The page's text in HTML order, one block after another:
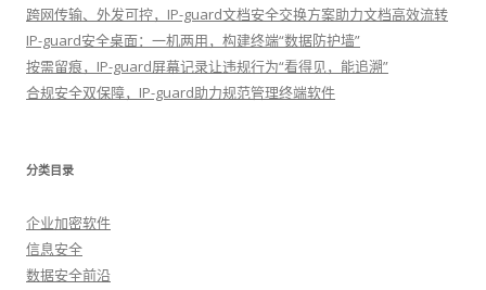
跨网传输、外发可控，IP-guard文档安全交换方案助力文档高效流转
IP-guard安全桌面：一机两用，构建终端“数据防护墙”
按需留痕，IP-guard屏幕记录让违规行为“看得见，能追溯”
合规安全双保障，IP-guard助力规范管理终端软件
分类目录
企业加密软件
信息安全
数据安全前沿